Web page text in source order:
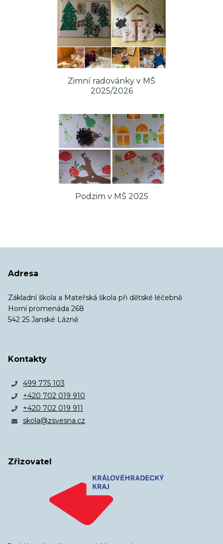
Zimní radovánky v MŠ
2025/2026
Podzim v MŠ 2025
Adresa
Základní škola a Mateřská škola při dětské léčebně
Horní promenáda 268
542 25 Janské Lázně
Kontakty
499 775 103
+420 702 019 910
+420 702 019 911
skola@zsvesna.cz
Zřizovatel